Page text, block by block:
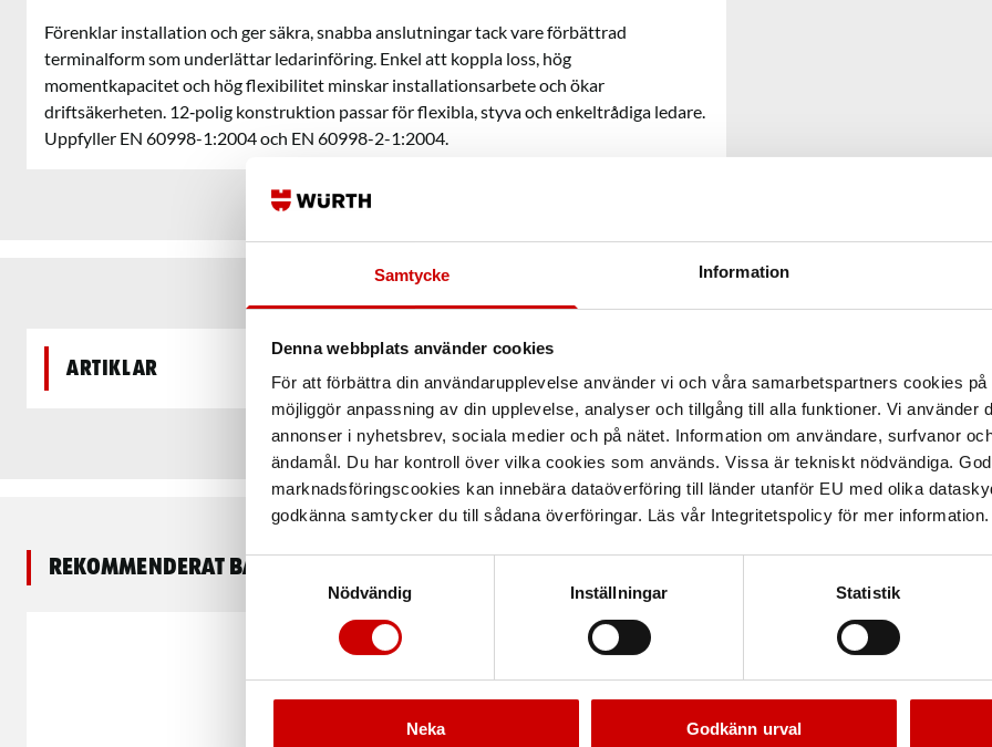
Samtycke Information
Denna webbplats använder cookies
För att förbättra din användarupplevelse använder vi och våra samarbetspartners cookies
möjliggör anpassning av din upplevelse, analyser och tillgång till alla funktioner. Vi använder
annonser i nyhetsbrev, sociala medier och på nätet. Information om användare, surfvanor
ändamål. Du har kontroll över vilka cookies som används. Vissa är tekniskt nödvändiga.
marknadsföringscookies kan innebära dataöverföring till länder utanför EU med olika
godkänna samtycker du till sådana överföringar. Läs vår Integritetspolicy för mer information.
Samtyckesval
Nödvändig
Inställningar Statistik
Neka Godkänn urval
Förenklar installation och ger säkra, snabba anslutningar tack vare förbättrad
terminalform som underlättar ledarinföring. Enkel att koppla loss, hög
momentkapacitet och hög flexibilitet minskar installationsarbete och ökar
driftsäkerheten. 12‑polig konstruktion passar för flexibla, styva och enkeltrådiga ledare.
Uppfyller EN 60998-1:2004 och EN 60998-2-1:2004.
Artiklar
Rekommenderat baserat på vald produkt